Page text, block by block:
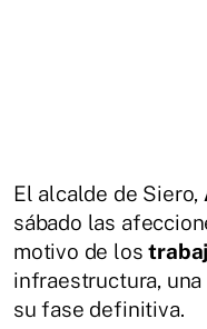
El alcalde de Siero,
sábado las
motivo de los
infraestructura,
su fase definitiva.